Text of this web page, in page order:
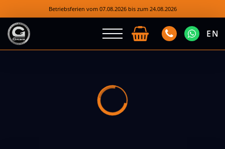
Betriebsferien vom 07.08.2026 bis zum 24.08.2026
EN